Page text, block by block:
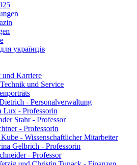
українців
und Karriere
und Service
- Personalverwaltung
Lux - Professorin
Stahr - Professor
- Professorin
- Wissenschaftlicher Mitarbeiter
Gelbrich - Professorin
- Professor